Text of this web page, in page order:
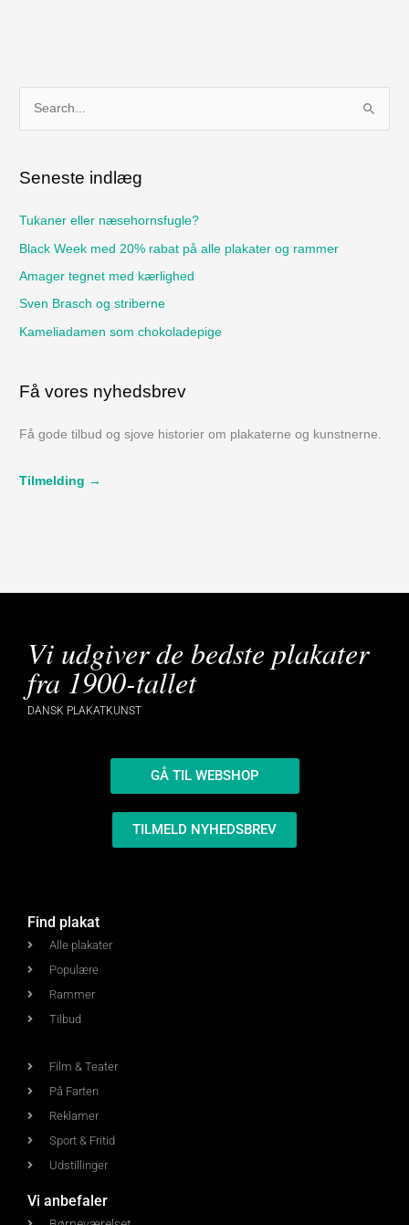
e
:
Seneste indlæg
Tukaner eller næsehornsfugle?
Black Week med 20% rabat på alle plakater og rammer
Amager tegnet med kærlighed
Sven Brasch og striberne
Kameliadamen som chokoladepige
Få vores nyhedsbrev
Få gode tilbud og sjove historier om plakaterne og kunstnerne.
Tilmelding →
Vi udgiver de bedste plakater
fra 1900-tallet
DANSK PLAKATKUNST
GÅ TIL WEBSHOP
TILMELD NYHEDSBREV
Find plakat
Alle plakater
Populære
Rammer
Tilbud
Film & Teater
På Farten
Reklamer
Sport & Fritid
Udstillinger
Vi anbefaler